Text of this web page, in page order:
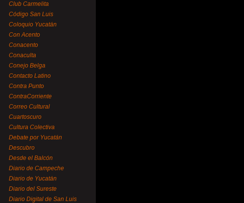
Club Carmelita
Código San Luis
Coloquio Yucatán
Con Acento
Conacento
Conaculta
Conejo Belga
Contacto Latino
Contra Punto
ContraCorriente
Correo Cultural
Cuartoscuro
Cultura Colectiva
Debate por Yucatán
Descubro
Desde el Balcón
Diario de Campeche
Diario de Yucatán
Diario del Sureste
Diario Digital de San Luis